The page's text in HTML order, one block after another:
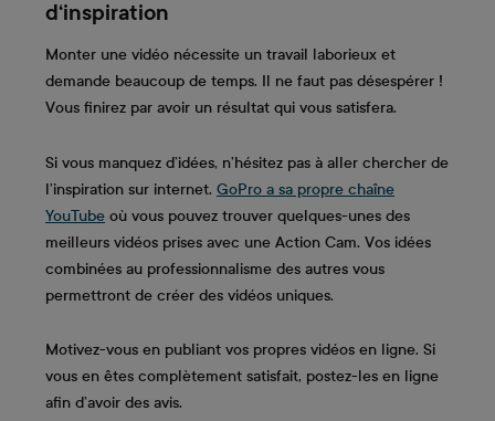
d‘inspiration
Monter une vidéo nécessite un travail laborieux et
demande beaucoup de temps. Il ne faut pas désespérer !
Vous finirez par avoir un résultat qui vous satisfera.
Si vous manquez d’idées, n’hésitez pas à aller chercher de
l’inspiration sur internet. GoPro a sa propre chaîne
YouTube où vous pouvez trouver quelques-unes des
meilleurs vidéos prises avec une Action Cam. Vos idées
combinées au professionnalisme des autres vous
permettront de créer des vidéos uniques.
Motivez-vous en publiant vos propres vidéos en ligne. Si
vous en êtes complètement satisfait, postez-les en ligne
afin d’avoir des avis.